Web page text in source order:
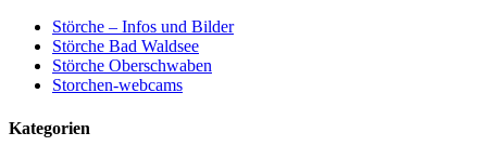
Störche – Infos und Bilder
Störche Bad Waldsee
Störche Oberschwaben
Storchen-webcams
Kategorien